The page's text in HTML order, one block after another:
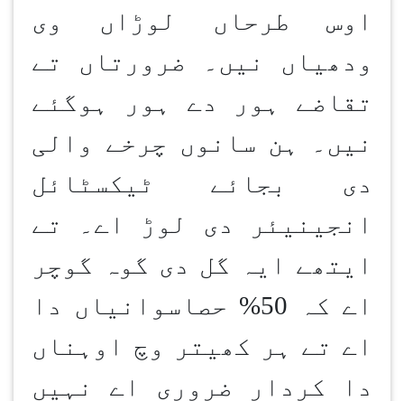
اوس طرحاں لوڑاں وی
ودھیاں نیں۔ ضرورتاں تے
تقاضے ہور دے ہور ہوگئے
نیں۔ ہن سانوں چرخے والی
دی بجائے ٹیکسٹائل
انجینیئر دی لوڑ اے۔ تے
ایتھے ایہ گل دی گوہ گوچر
اے کہ 50% حصاسوانیاں دا
اے تے ہر کھیتر وچ اوہناں
دا کردار ضروری اے نہیں